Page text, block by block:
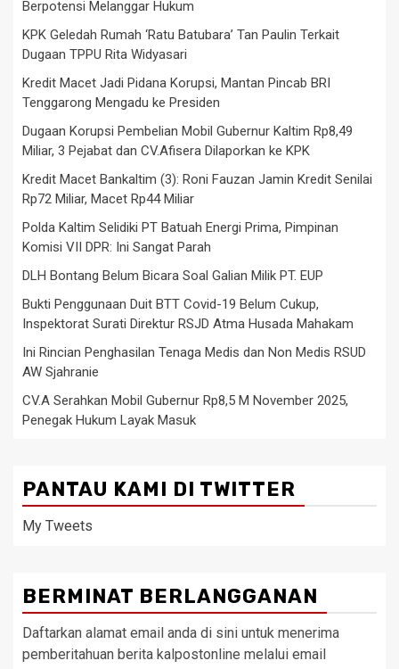
Berpotensi Melanggar Hukum
KPK Geledah Rumah ‘Ratu Batubara’ Tan Paulin Terkait
Dugaan TPPU Rita Widyasari
Kredit Macet Jadi Pidana Korupsi, Mantan Pincab BRI
Tenggarong Mengadu ke Presiden
Dugaan Korupsi Pembelian Mobil Gubernur Kaltim Rp8,49
Miliar, 3 Pejabat dan CV.Afisera Dilaporkan ke KPK
Kredit Macet Bankaltim (3): Roni Fauzan Jamin Kredit Senilai
Rp72 Miliar, Macet Rp44 Miliar
Polda Kaltim Selidiki PT Batuah Energi Prima, Pimpinan
Komisi VII DPR: Ini Sangat Parah
DLH Bontang Belum Bicara Soal Galian Milik PT. EUP
Bukti Penggunaan Duit BTT Covid-19 Belum Cukup,
Inspektorat Surati Direktur RSJD Atma Husada Mahakam
Ini Rincian Penghasilan Tenaga Medis dan Non Medis RSUD
AW Sjahranie
CV.A Serahkan Mobil Gubernur Rp8,5 M November 2025,
Penegak Hukum Layak Masuk
PANTAU KAMI DI TWITTER
My Tweets
BERMINAT BERLANGGANAN
Daftarkan alamat email anda di sini untuk menerima
pemberitahuan berita kalpostonline melalui email